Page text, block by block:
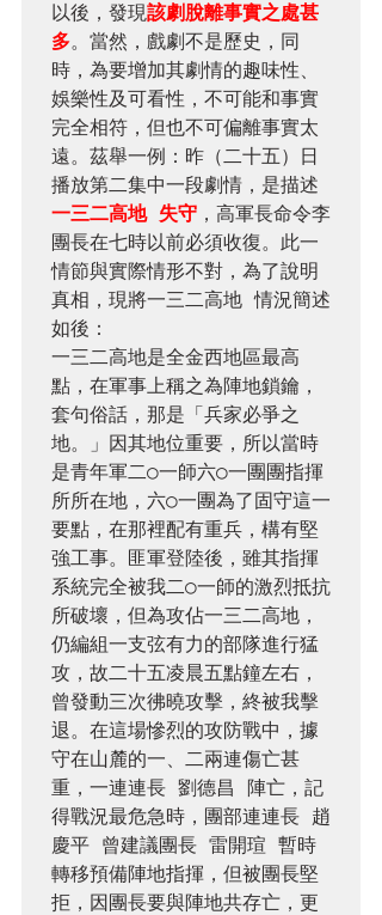
以後，發現該劇脫離事實之處甚
多。當然，戲劇不是歷史，同
時，為要增加其劇情的趣味性、
娛樂性及可看性，不可能和事實
完全相符，但也不可偏離事實太
遠。茲舉一例：昨（二十五）日
播放第二集中一段劇情，是描述
一三二高地 失守 ，高軍長命令李
團長在七時以前必須收復。此一
情節與實際情形不對，為了說明
真相，現將一三二高地 情況簡述
如後：
一三二高地是全金西地區最高
點，在軍事上稱之為陣地鎖鑰，
套句俗話，那是「兵家必爭之
地。」因其地位重要，所以當時
是青年軍二○一師六○一團團指揮
所所在地，六○一團為了固守這一
要點，在那裡配有重兵，構有堅
強工事。匪軍登陸後，雖其指揮
系統完全被我二○一師的激烈抵抗
所破壞，但為攻佔一三二高地，
仍編組一支弦有力的部隊進行猛
攻，故二十五凌晨五點鐘左右，
曾發動三次彿曉攻擊，終被我擊
退。在這場慘烈的攻防戰中，據
守在山麓的一、二兩連傷亡甚
重，一連連長 劉德昌 陣亡，記
得戰況最危急時，團部連連長 趙
慶平 曾建議團長 雷開瑄 暫時
轉移預備陣地指揮，但被團長堅
拒，因團長要與陣地共存亡，更